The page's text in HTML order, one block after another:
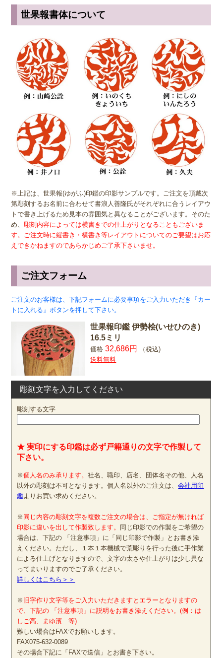
小さ目の10.5ミリが無難かもしれません。女性用は、10.5ミリがおす
すめです。
※実印・銀行印・認印の表記は、当店で分類上分けさせて頂いており
ますが、銀行印をご注文された場合でも、実印や認印として、また
は、実印をご注文された場合でも、銀行印・認印としてご使用頂いて
も問題ありません。ご使用用途は、お客様のご判断でご使用頂けま
す。
つくるとよいでしょう。また、今後苗字が変わる事を考慮して、下の
認印の場合 は、 男性の方も女性の方も認印は苗字。相手に何と文字
が書いてあるのか読めるほうがいいかと思いますので当店では風格を
出すならテンショ体、味わい深いものなら読みやすい印相体をオスス
メしております。
姓または名で、漢字1文字のお客様
『書体』をお選び頂く際、漢字一文字のお客様の場合は "たて" "ヨ
コ" どちらを選択すればよいのかお問い合わせを頂きます。 "たて"
"ヨコ" どちらを選んで頂いても、選択によりデザインが変わること
はございませんので "たて" "ヨコ" どちらかをご選択願います。
世果報書体について
※上記は、世果報(ゆがふ)印鑑の印影サンプルです。ご注文を頂戴次
第彫刻するお名前に合わせて書浪人善隆氏がそれぞれに合うレイアウ
トで書き上げるため見本の雰囲気と異なることがございます。そのた
め、彫刻内容によっては横書きでの仕上がりとなることもございま
す。ご注文時に縦書き・横書き等レイアウトについてのご要望はお応
えできかねますのであらかじめご了承下さいませ。
ご注文フォーム
ご注文のお客様は、下記フォームに必要事項をご入力いただき『カー
トに入れる』ボタンを押して下さい。
世果報印鑑 伊勢桧(いせひのき)
16.5ミリ
価格32,686円
（税込)
送料無料
彫刻文字を入力してください
彫刻する文字
★ 実印にする印鑑は必ず戸籍通りの文字で作製して
下さい。
※個人名のみ承ります。社名、職印、店名、団体名その他、人名
以外の彫刻は不可となります。個人名以外のご注文は、会社用印
鑑よりお買い求めください。
※ 同じ内容の彫刻文字を複数ご注文の場合は、ご指定が無ければ
印影に違いを出して作製致します。
同じ印影での作製をご希望の
場合は、下記の 「注意事項」に「同じ印影で作製」とお書き添
えください。ただし、１本１本機械で荒彫りを行った後に手作業
による仕上げとなりますので、文字の太さや仕上がりは少し異な
ってまいりますのでご了承ください。
詳しくはこちら＞＞
※ 旧字作り文字等をご入力いただきますとエラーとなりますの
で、下記の 「注意事項」に説明をお書き添えください。(例：は
しご高、まゆ濱 等)
難しい場合はFAXでお願いします。
FAX075-632-0089
その場合下記に「FAXで送信」とお書き下さい。